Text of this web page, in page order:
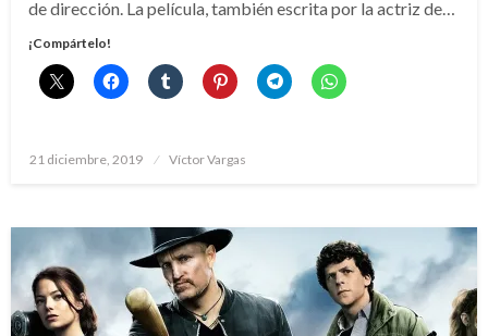
de dirección. La película, también escrita por la actriz de…
¡Compártelo!
Publicado
21 diciembre, 2019 Víctor Vargas